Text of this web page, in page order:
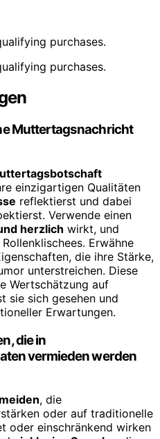
purchases.
purchases.
Muttertagsnachricht
einzigartigen Qualitäten
reflektierst und dabei
Verwende einen
herzlich wirkt, und
Erwähne
die ihre Stärke,
unterstreichen. Diese
Wertschätzung auf
sie sich gesehen und
Erwartungen.
die in
vermieden werden
, die
oder auf traditionelle
oder einschränkend wirken